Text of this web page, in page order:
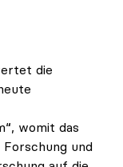
die
womit das
und